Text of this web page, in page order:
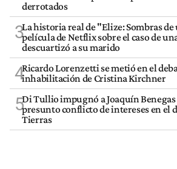
derrotados
3La historia real de "Elize: Sombras
película de Netflix sobre el caso de
descuartizó a su marido
4Ricardo Lorenzetti se metió en el
inhabilitación de Cristina Kirchner
5Di Tullio impugnó a Joaquín
presunto conflicto de intereses en el
Tierras